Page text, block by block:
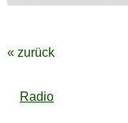
« zurück
Radio